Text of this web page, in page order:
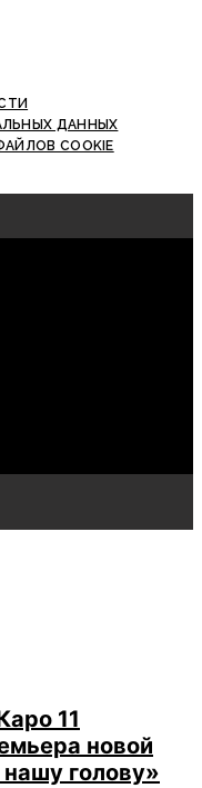
ДАННЫХ
COOKIE
11
новой
голову»